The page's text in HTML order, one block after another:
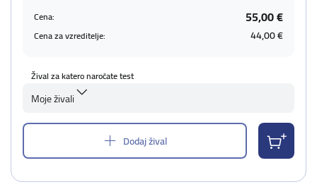
Cena: 55,00 €
Cena za vzreditelje: 44,00 €
Žival za katero naročate test
Moje živali
Dodaj žival